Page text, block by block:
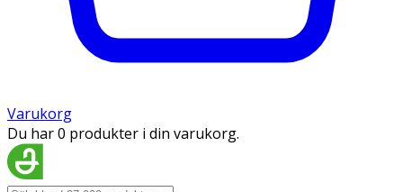
Varukorg
Du har 0 produkter i din varukorg.